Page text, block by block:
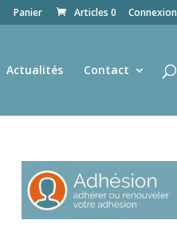
Connexion
Panier Articles 0
Actualités Contact